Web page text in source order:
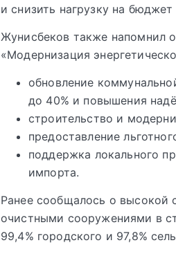
и снизить нагрузку на
Жунисбеков также напомнил
«Модернизация
обновление
до 40% и повышения
строительство и
предоставление
поддержка локального
импорта.
Ранее сообщалось о высокой
очистными сооружениями в
99,4% городского и 97,8%